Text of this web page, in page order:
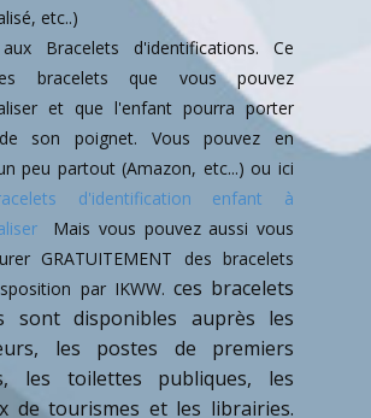
etc..)
Bracelets d'identifications. Ce
bracelets que vous pouvez
et que l'enfant pourra porter
son poignet. Vous pouvez en
peu partout (Amazon, etc...) ou ici
d'identification enfant à
Mais vous pouvez aussi vous
GRATUITEMENT des bracelets
par IKWW. ces bracelets
sont disponibles auprès les
les postes de premiers
les toilettes publiques, les
de tourismes et les librairies.